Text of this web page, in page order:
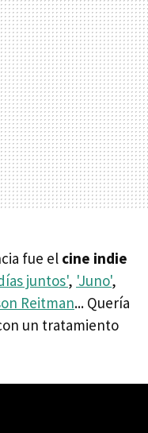
fue el cine indie
juntos', 'Juno',
Reitman... Quería
un tratamiento